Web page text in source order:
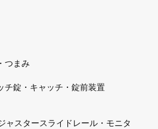
つまみ
チ錠・キャッチ・錠前装置
ャスタースライドレール・モニタ